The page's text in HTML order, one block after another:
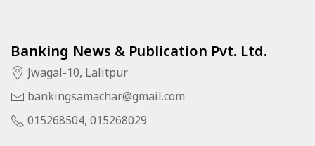
Banking News & Publication Pvt. Ltd.
Jwagal-10, Lalitpur
bankingsamachar@gmail.com
015268504, 015268029